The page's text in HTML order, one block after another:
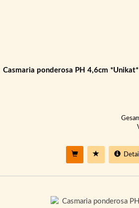
Casmaria ponderosa PH 4,6cm *Unikat*